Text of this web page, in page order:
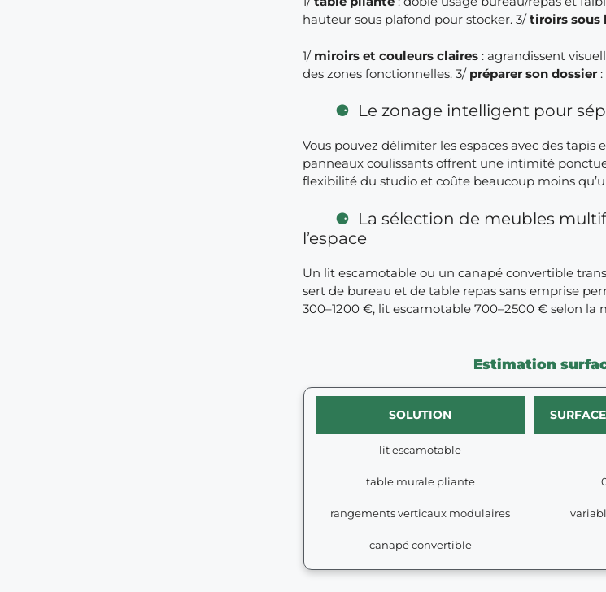
hauteur sous plafond pour stocker. 3/tiroirs sous
1/ miroirs et couleurs claires : agrandissent
des zones fonctionnelles. 3/ préparer son dossier
Le zonage intelligent pour
Vous pouvez délimiter les espaces avec des
panneaux coulissants offrent une intimité
flexibilité du studio et coûte beaucoup moins
La sélection de meubles
l’espace
Un lit escamotable ou un canapé convertible
sert de bureau et de table repas sans emprise
300–1200 €, lit escamotable 700–2500 € selon la
Estimation
SOLUTION
lit escamotable
table murale pliante
rangements verticaux modulaires
canapé convertible